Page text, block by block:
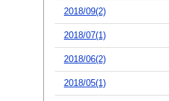
2018/09(2)
2018/07(1)
2018/06(2)
2018/05(1)